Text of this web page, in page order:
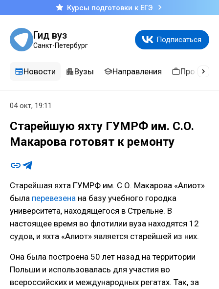
Курсы подготовки к ЕГЭ
Гид вуз
Санкт-Петербург
Подписаться
Новости Вузы Направления
04 окт, 19:11
Старейшую яхту ГУМРФ им. С.О.
Макарова готовят к ремонту
Старейшая яхта ГУМРФ им. С.О. Макарова «Алиот»
была перевезена на базу учебного городка
университета, находящегося в Стрельне. В
настоящее время во флотилии вуза находятся 12
судов, и яхта «Алиот» является старейшей из них.
Она была построена 50 лет назад на территории
Польши и использовалась для участия во
всероссийских и международных регатах. Так, за